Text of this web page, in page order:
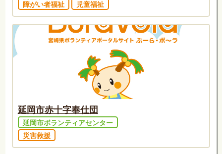
障がい者福祉
児童福祉
延岡市赤十字奉仕団
延岡市ボランティアセンター
災害救援